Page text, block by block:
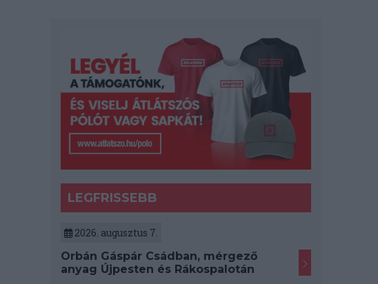
LEGFRISSEBB
2026. augusztus 7.
Orbán Gáspár Csádban, mérgező
anyag Újpesten és Rákospalotán